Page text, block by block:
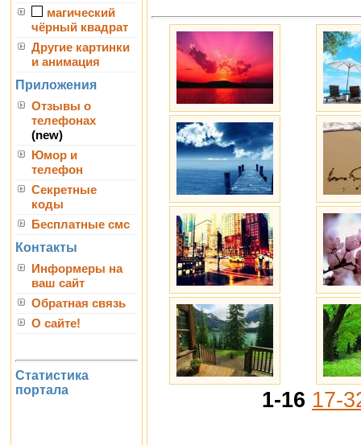
магический
чёрный квадрат
Другие картинки
и анимация
Приложения
Отзывы о
телефонах
(new)
Юмор и
телефон
Секретные
коды
Бесплатные смс
Контакты
Информеры на
ваш сайт
Обратная связь
О сайте!
Статистика
портала
1-16 17-